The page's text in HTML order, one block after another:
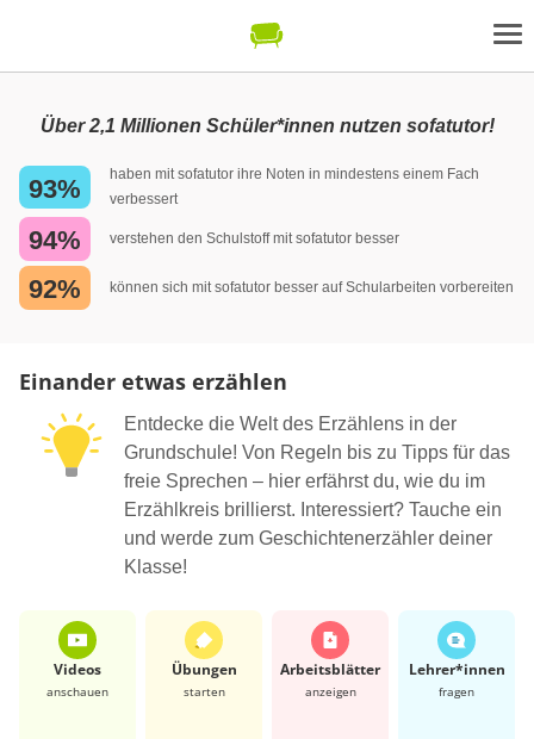
Über 2,1 Millionen Schüler*innen nutzen sofatutor!
93%
haben mit sofatutor ihre Noten in mindestens einem Fach
verbessert
94% verstehen den Schulstoff mit sofatutor besser
92% können sich mit sofatutor besser auf Schularbeiten vorbereiten
Einander etwas erzählen
Entdecke die Welt des Erzählens in der
Grundschule! Von Regeln bis zu Tipps für das
freie Sprechen – hier erfährst du, wie du im
Erzählkreis brillierst. Interessiert? Tauche ein
und werde zum Geschichtenerzähler deiner
Klasse!
Videos
anschauen
Übungen
starten
Arbeits­blätter
anzeigen
Lehrer*​innen
fragen